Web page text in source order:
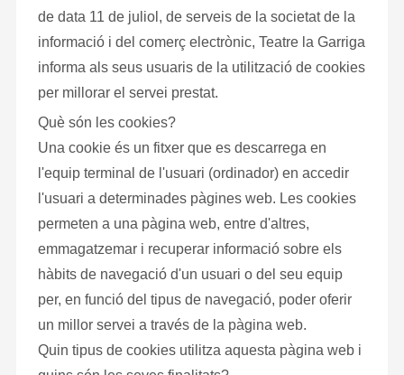
de data 11 de juliol, de serveis de la societat de la
informació i del comerç electrònic, Teatre la Garriga
informa als seus usuaris de la utilització de cookies
per millorar el servei prestat.
Què són les cookies?
Una cookie és un fitxer que es descarrega en
l'equip terminal de l'usuari (ordinador) en accedir
l'usuari a determinades pàgines web. Les cookies
permeten a una pàgina web, entre d'altres,
emmagatzemar i recuperar informació sobre els
hàbits de navegació d'un usuari o del seu equip
per, en funció del tipus de navegació, poder oferir
un millor servei a través de la pàgina web.
Quin tipus de cookies utilitza aquesta pàgina web i